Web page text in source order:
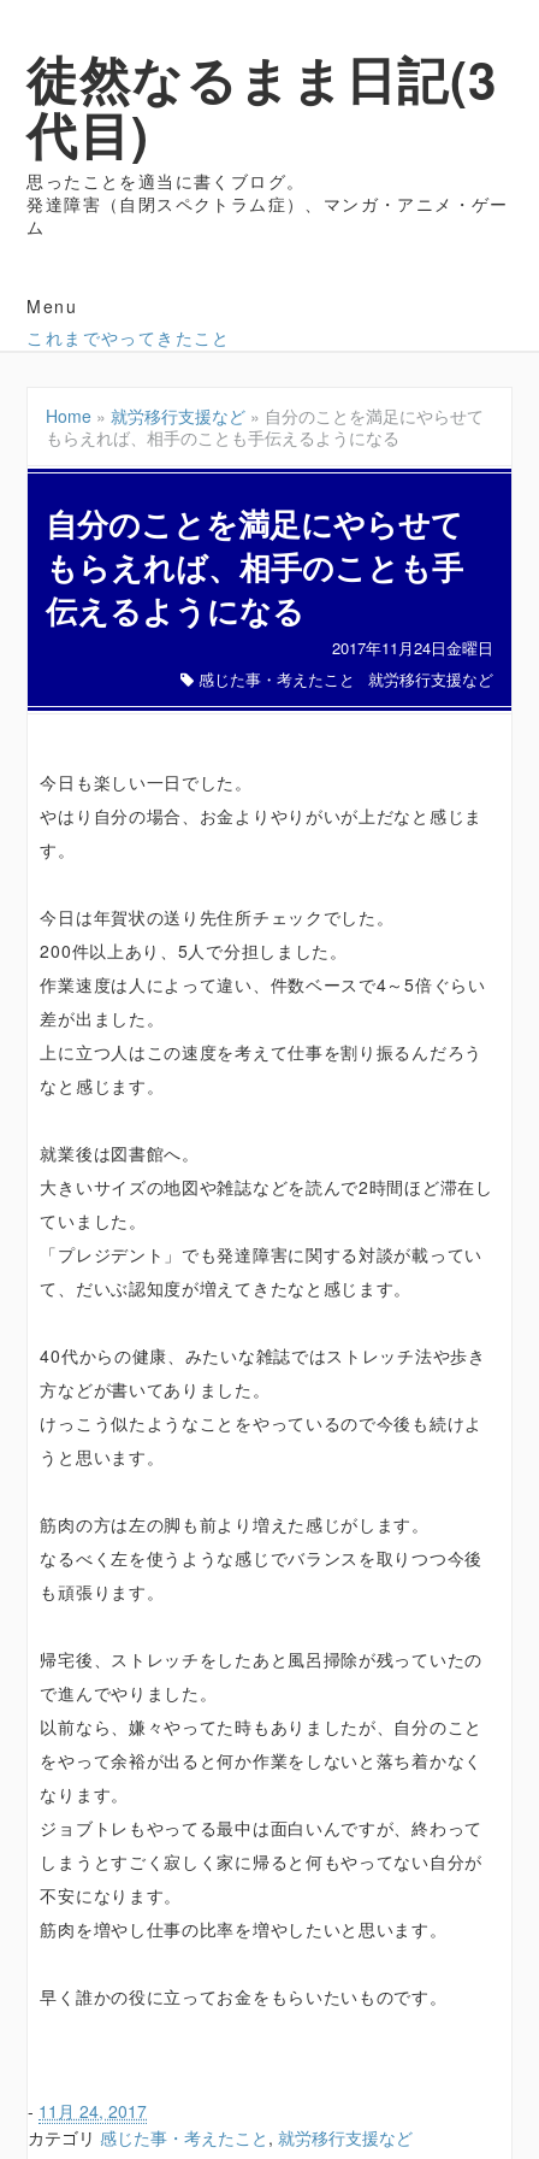
徒然なるまま日記(3
代目)
思ったことを適当に書くブログ。
発達障害（自閉スペクトラム症）、マンガ・アニメ・ゲー
ム
Menu
これまでやってきたこと
Home »就労移行支援など » 自分のことを満足にやらせて
もらえれば、相手のことも手伝えるようになる
自分のことを満足にやらせて
もらえれば、相手のことも手
伝えるようになる
2017年11月24日金曜日
感じた事・考えたこと
就労移行支援など
今日も楽しい一日でした。
やはり自分の場合、お金よりやりがいが上だなと感じま
す。
今日は年賀状の送り先住所チェックでした。
200件以上あり、5人で分担しました。
作業速度は人によって違い、件数ベースで4～5倍ぐらい
差が出ました。
上に立つ人はこの速度を考えて仕事を割り振るんだろう
なと感じます。
就業後は図書館へ。
大きいサイズの地図や雑誌などを読んで2時間ほど滞在し
ていました。
「プレジデント」でも発達障害に関する対談が載ってい
て、だいぶ認知度が増えてきたなと感じます。
40代からの健康、みたいな雑誌ではストレッチ法や歩き
方などが書いてありました。
けっこう似たようなことをやっているので今後も続けよ
うと思います。
筋肉の方は左の脚も前より増えた感じがします。
なるべく左を使うような感じでバランスを取りつつ今後
も頑張ります。
帰宅後、ストレッチをしたあと風呂掃除が残っていたの
で進んでやりました。
以前なら、嫌々やってた時もありましたが、自分のこと
をやって余裕が出ると何か作業をしないと落ち着かなく
なります。
ジョブトレもやってる最中は面白いんですが、終わって
しまうとすごく寂しく家に帰ると何もやってない自分が
不安になります。
筋肉を増やし仕事の比率を増やしたいと思います。
早く誰かの役に立ってお金をもらいたいものです。
- 11月 24, 2017
カテゴリ 感じた事・考えたこと ,就労移行支援など